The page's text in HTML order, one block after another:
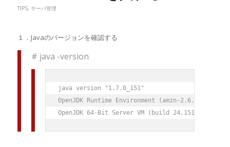
TIPS, サーバ管理
１．Javaのバージョンを確認する
# java -version
java version "1.7.0_151"
OpenJDK Runtime Environment (amzn-